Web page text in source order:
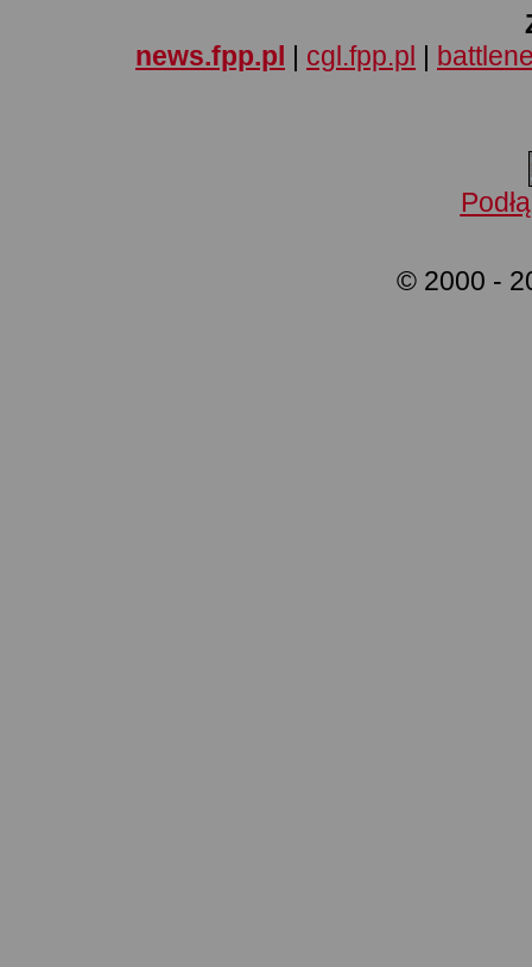
news.fpp.pl | cgl.fpp.pl |
© 2000 -